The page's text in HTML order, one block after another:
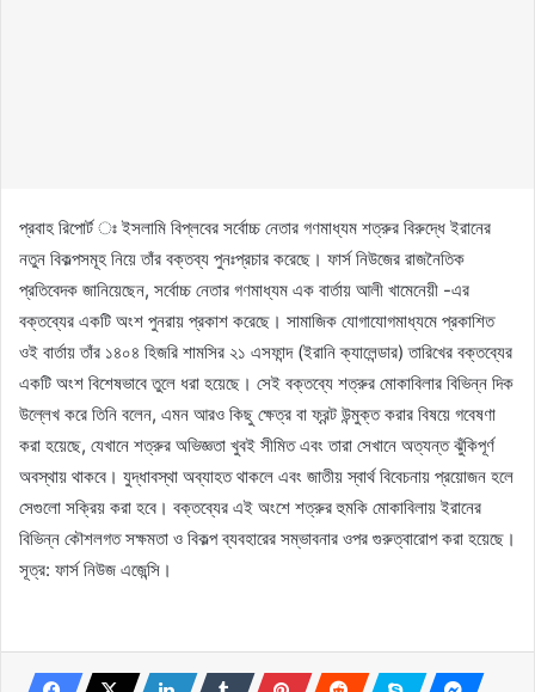
প্রবাহ রিপোর্ট ঃ ইসলামি বিপ্লবের সর্বোচ্চ নেতার গণমাধ্যম শত্রুর বিরুদ্ধে ইরানের
নতুন বিকল্পসমূহ নিয়ে তাঁর বক্তব্য পুনঃপ্রচার করেছে। ফার্স নিউজের রাজনৈতিক
প্রতিবেদক জানিয়েছেন, সর্বোচ্চ নেতার গণমাধ্যম এক বার্তায় আলী খামেনেয়ী -এর
বক্তব্যের একটি অংশ পুনরায় প্রকাশ করেছে। সামাজিক যোগাযোগমাধ্যমে প্রকাশিত
ওই বার্তায় তাঁর ১৪০৪ হিজরি শামসির ২১ এসফান্দ (ইরানি ক্যালেন্ডার) তারিখের বক্তব্যের
একটি অংশ বিশেষভাবে তুলে ধরা হয়েছে। সেই বক্তব্যে শত্রুর মোকাবিলার বিভিন্ন দিক
উল্লেখ করে তিনি বলেন, এমন আরও কিছু ক্ষেত্র বা ফ্রন্ট উন্মুক্ত করার বিষয়ে গবেষণা
করা হয়েছে, যেখানে শত্রুর অভিজ্ঞতা খুবই সীমিত এবং তারা সেখানে অত্যন্ত ঝুঁকিপূর্ণ
অবস্থায় থাকবে। যুদ্ধাবস্থা অব্যাহত থাকলে এবং জাতীয় স্বার্থ বিবেচনায় প্রয়োজন হলে
সেগুলো সক্রিয় করা হবে। বক্তব্যের এই অংশে শত্রুর হুমকি মোকাবিলায় ইরানের
বিভিন্ন কৌশলগত সক্ষমতা ও বিকল্প ব্যবহারের সম্ভাবনার ওপর গুরুত্বারোপ করা হয়েছে।
সূত্র: ফার্স নিউজ এজেন্সি।